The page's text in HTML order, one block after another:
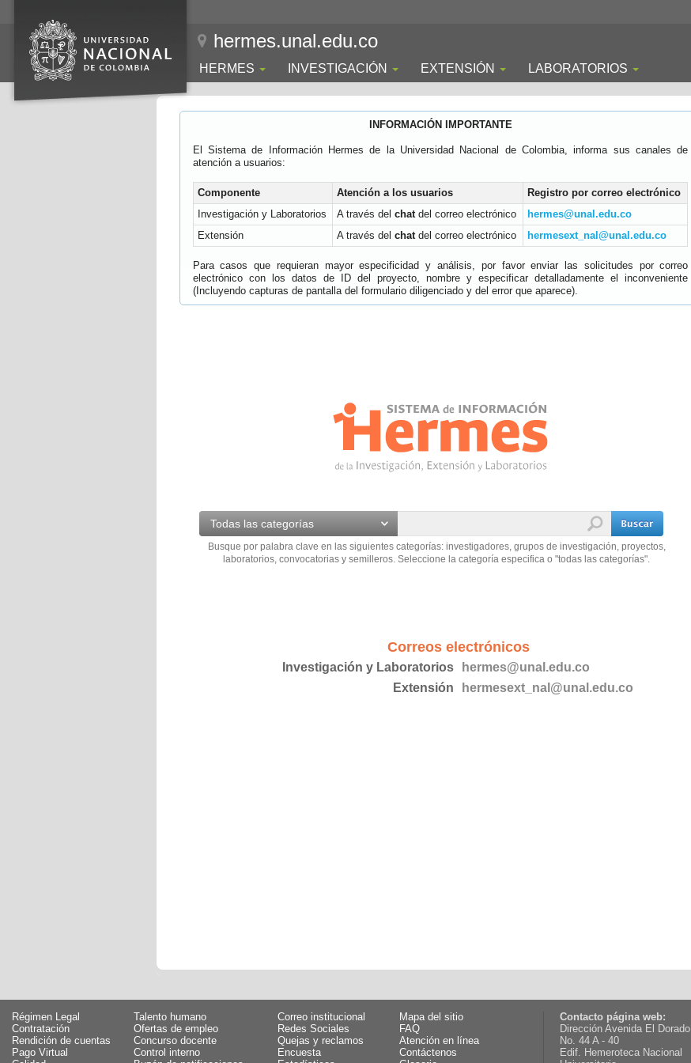
hermes.unal.edu.co
HERMES INVESTIGACIÓN EXTENSIÓN LABORATORIOS
INFORMACIÓN IMPORTANTE
El Sistema de Información Hermes de la Universidad Nacional de Colombia, informa sus canales de
atención a usuarios:
Componente Atención a los usuarios
Registro por correo electrónico
Investigación y Laboratorios
A través del chatdel correo electrónico
hermes@unal.edu.co
Extensión
A través del chatdel correo electrónico hermesext_nal@unal.edu.co
Para casos que requieran mayor especificidad y análisis, por favor enviar las solicitudes por correo
electrónico con los datos de ID del proyecto, nombre y especificar detalladamente el inconveniente
(Incluyendo capturas de pantalla del formulario diligenciado y del error que aparece).
Todas las categorías
Busque por palabra clave en las siguientes categorías: investigadores, grupos de investigación, proyectos,
laboratorios, convocatorias y semilleros. Seleccione la categoría especifica o "todas las categorías".
Correos electrónicos
Investigación y Laboratorios
hermes@unal.edu.co
Extensión
hermesext_nal@unal.edu.co
Régimen Legal
Talento humano
Contratación
Ofertas de empleo
Rendición de cuentas
Concurso docente
Pago Virtual
Control interno
Correo institucional
Mapa del sitio
Redes Sociales
FAQ
Quejas y reclamos
Atención en línea
Encuesta
Contáctenos
Contacto página web:
Dirección Avenida El Dorado
No. 44 A - 40
Edif. Hemeroteca Nacional